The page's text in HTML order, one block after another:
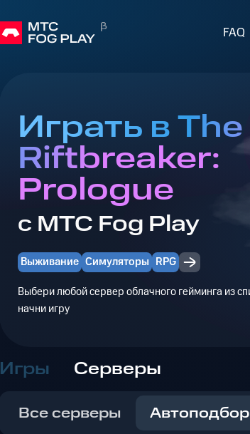
FAQ
Играть в The
Riftbreaker:
Prologue
с МТС Fog Play
Выживание Симуляторы RPG
Выбери любой сервер облачного гейминга из
начни игру
Игры Серверы
Все серверы